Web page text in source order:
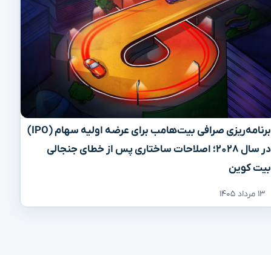
برنامه‌ریزی صرافی بیت‌هامب برای عرضه اولیه سهام (IPO)
در سال ۲۰۲۸؛ اصلاحات ساختاری پس از خطای جنجالی
بیت کوین
۱۳ مرداد ۱۴۰۵